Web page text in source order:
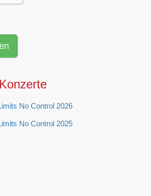
Konzerte
No Control 2026
No Control 2025